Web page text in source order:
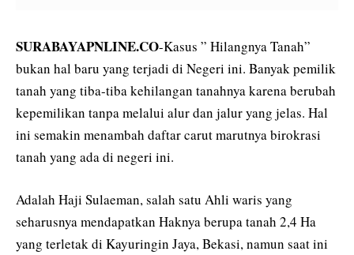
SURABAYAPNLINE.CO-Kasus ” Hilangnya Tanah”
bukan hal baru yang terjadi di Negeri ini. Banyak pemilik
tanah yang tiba-tiba kehilangan tanahnya karena berubah
kepemilikan tanpa melalui alur dan jalur yang jelas. Hal
ini semakin menambah daftar carut marutnya birokrasi
tanah yang ada di negeri ini.
Adalah Haji Sulaeman, salah satu Ahli waris yang
seharusnya mendapatkan Haknya berupa tanah 2,4 Ha
yang terletak di Kayuringin Jaya, Bekasi, namun saat ini